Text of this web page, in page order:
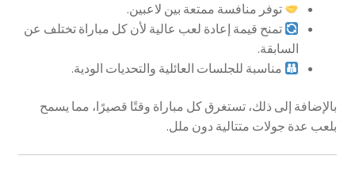
توفر منافسة ممتعة بين لاعبين.
تمنح قيمة إعادة لعب عالية لأن كل مباراة تختلف عن
السابقة.
مناسبة للجلسات العائلية والتحديات الودية.
بالإضافة إلى ذلك، تستغرق كل مباراة وقتًا قصيرًا، مما يسمح
بلعب عدة جولات متتالية دون ملل.